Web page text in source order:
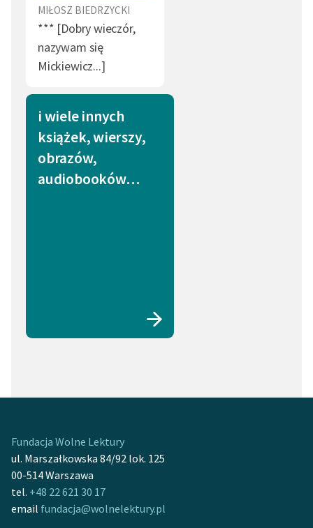
MIŁOSZ BIEDRZYCKI
*** [Dobry wieczór,
nazywam się
Mickiewicz...]
i wiele innych
książek, wierszy,
obrazów,
audiobooków…
Fundacja Wolne Lektury
ul. Marszałkowska 84/92 lok. 125
00-514 Warszawa
tel. +48 22 621 30 17
email fundacja@wolnelektury.pl